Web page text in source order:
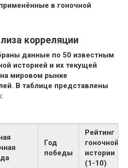
в гоночной
корреляции
данные по 50 известным
историей и их текущей
мировом рынке
В таблице представлены
Год
победы
Рейтинг
гоночной
истории
(1-10)